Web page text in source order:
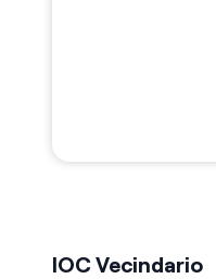
IOC Vecindario